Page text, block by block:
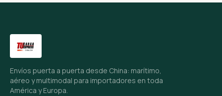
Envíos puerta a puerta desde China: marítimo,
aéreo y multimodal para importadores en toda
América y Europa.